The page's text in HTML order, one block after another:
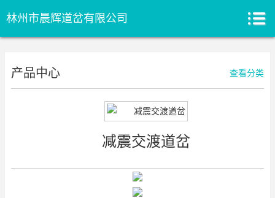
林州市晨辉道岔有限公司
产品中心 查看分类
减震交渡道岔